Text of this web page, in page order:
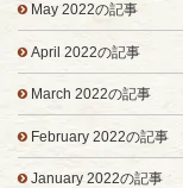
May 2022の記事
April 2022の記事
March 2022の記事
February 2022の記事
January 2022の記事